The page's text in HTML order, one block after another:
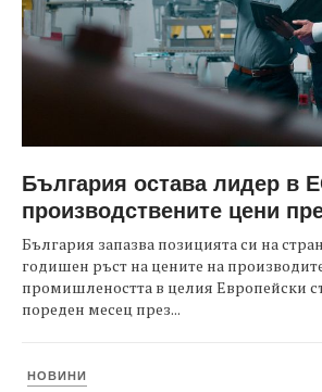
България остава лидер в
производствените цени
България запазва позицията си на
годишен ръст на цените на
промишлеността в целия Европейски
пореден месец през...
НОВИНИ